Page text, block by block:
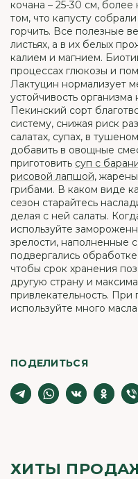
кочана – 25-30 см,
том, что капусту
горчить. Все полезные
листьях, а в их белых
калием и магнием.
процессах глюкозы и
Лактуцин нормализует
устойчивость
Пекинский сорт
систему, снижая риск
салатах, супах, в
добавить в овощные
приготовить суп с
рисовой лапшой,
грибами. В каком виде
сезон старайтесь
делая с ней салаты.
используйте
зрелости, наполненные
подвергались
чтобы срок хранения
другую страну и
привлекательность. При
используйте много
ПОДЕЛИТЬСЯ
ХИТЫ